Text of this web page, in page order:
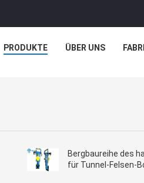
PRODUKTE ÜBER UNS
Bergbaureihe des
für Tunnel-Felsen-